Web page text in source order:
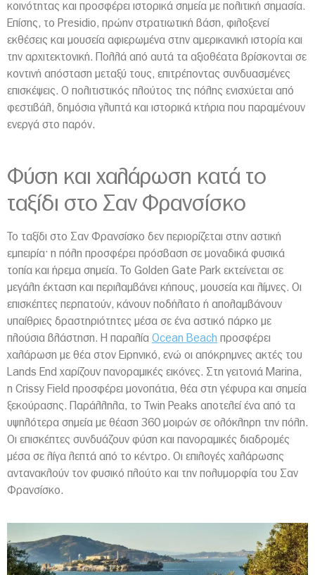
κοινότητας και προσφέρει ιστορικά σημεία με πολιτική σημασία.
Επίσης, το Presidio, πρώην στρατιωτική βάση, φιλοξενεί
εκθέσεις και μουσεία αφιερωμένα στην αμερικανική ιστορία και
την αρχιτεκτονική. Πολλά από αυτά τα αξιοθέατα βρίσκονται σε
κοντινή απόσταση μεταξύ τους, επιτρέποντας συνδυασμένες
επισκέψεις. Ο πολιτιστικός πλούτος της πόλης ενισχύεται από
φεστιβάλ, δημόσια γλυπτά και ιστορικά κτήρια που παραμένουν
ενεργά στο παρόν.
Φύση και χαλάρωση κατά το
ταξίδι στο Σαν Φρανσίσκο
Το ταξίδι στο Σαν Φρανσίσκο δεν περιορίζεται στην αστική
εμπειρία· η πόλη προσφέρει πρόσβαση σε μοναδικά φυσικά
τοπία και ήρεμα σημεία. Το Golden Gate Park εκτείνεται σε
μεγάλη έκταση και περιλαμβάνει κήπους, μουσεία και λίμνες. Οι
επισκέπτες περπατούν, κάνουν ποδήλατο ή απολαμβάνουν
υπαίθριες δραστηριότητες μέσα σε ένα αστικό πάρκο με
πλούσια βλάστηση. Η παραλία Ocean Beach προσφέρει
χαλάρωση με θέα στον Ειρηνικό, ενώ οι απόκρημνες ακτές του
Lands End χαρίζουν πανοραμικές εικόνες. Στη γειτονιά Marina,
η Crissy Field προσφέρει μονοπάτια, θέα στη γέφυρα και σημεία
ξεκούρασης. Παράλληλα, το Twin Peaks αποτελεί ένα από τα
υψηλότερα σημεία με θέαση 360 μοιρών σε ολόκληρη την πόλη.
Οι επισκέπτες συνδυάζουν φύση και πανοραμικές διαδρομές
μέσα σε λίγα λεπτά από το κέντρο. Οι επιλογές χαλάρωσης
αντανακλούν τον φυσικό πλούτο και την πολυμορφία του Σαν
Φρανσίσκο.